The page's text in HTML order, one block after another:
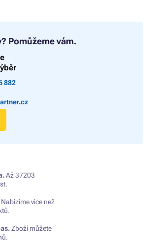
Pomůžeme vám.
882
Až 37203
Nabízíme více než
Zboží můžete